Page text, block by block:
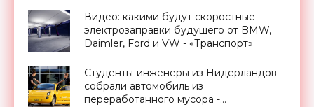
Видео: какими будут скоростные
электрозаправки будущего от BMW,
Daimler, Ford и VW - «Транспорт»
Студенты-инженеры из Нидерландов
собрали автомобиль из
переработанного мусора -